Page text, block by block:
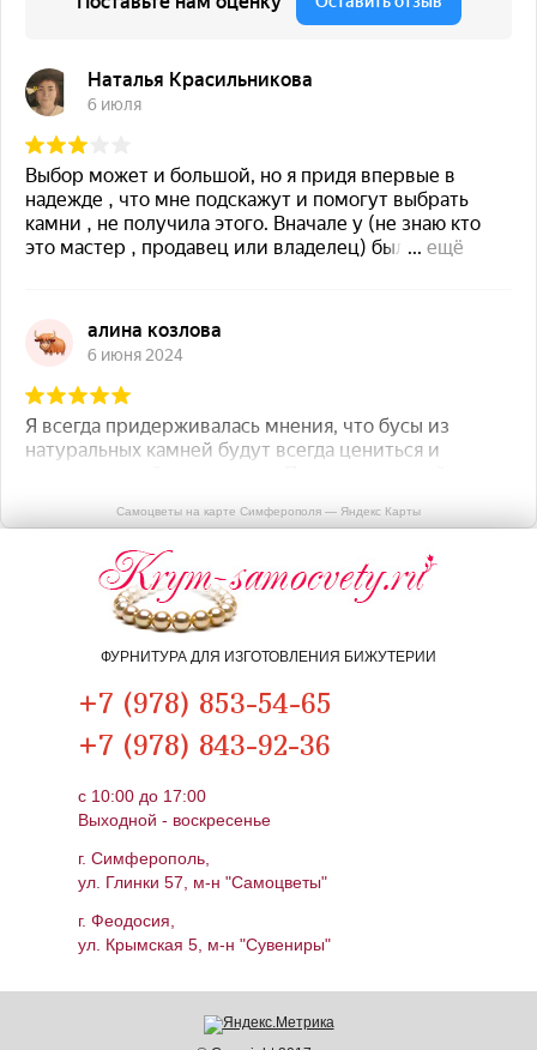
Самоцветы на карте Симферополя — Яндекс Карты
ФУРНИТУРА ДЛЯ ИЗГОТОВЛЕНИЯ БИЖУТЕРИИ
+7 (978) 853-54-65
+7 (978) 843-92-36
c 10:00 до 17:00
Выходной - воскресенье
г. Симферополь,
ул. Глинки 57, м-н "Самоцветы"
г. Феодосия,
ул. Крымская 5, м-н "Сувениры"